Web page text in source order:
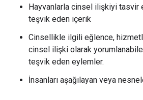
Hayvanlarla cinsel ilişkiyi tasvir
teşvik eden içerik
Cinsellikle ilgili eğlence,
cinsel ilişki olarak
teşvik eden eylemler.
İnsanları aşağılayan veya